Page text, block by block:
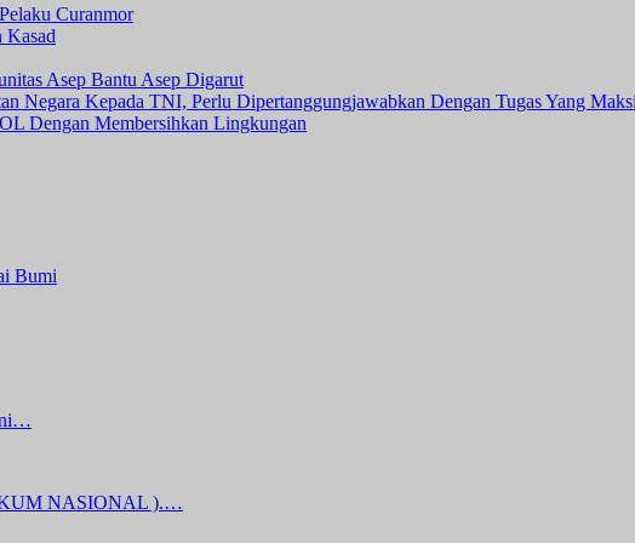
Curanmor
Kasad
Asep Bantu Asep Digarut
Negara Kepada TNI, Perlu Dipertanggungjawabkan Dengan Tugas Yang
Dengan Membersihkan Lingkungan
Bumi
NASIONAL ).…